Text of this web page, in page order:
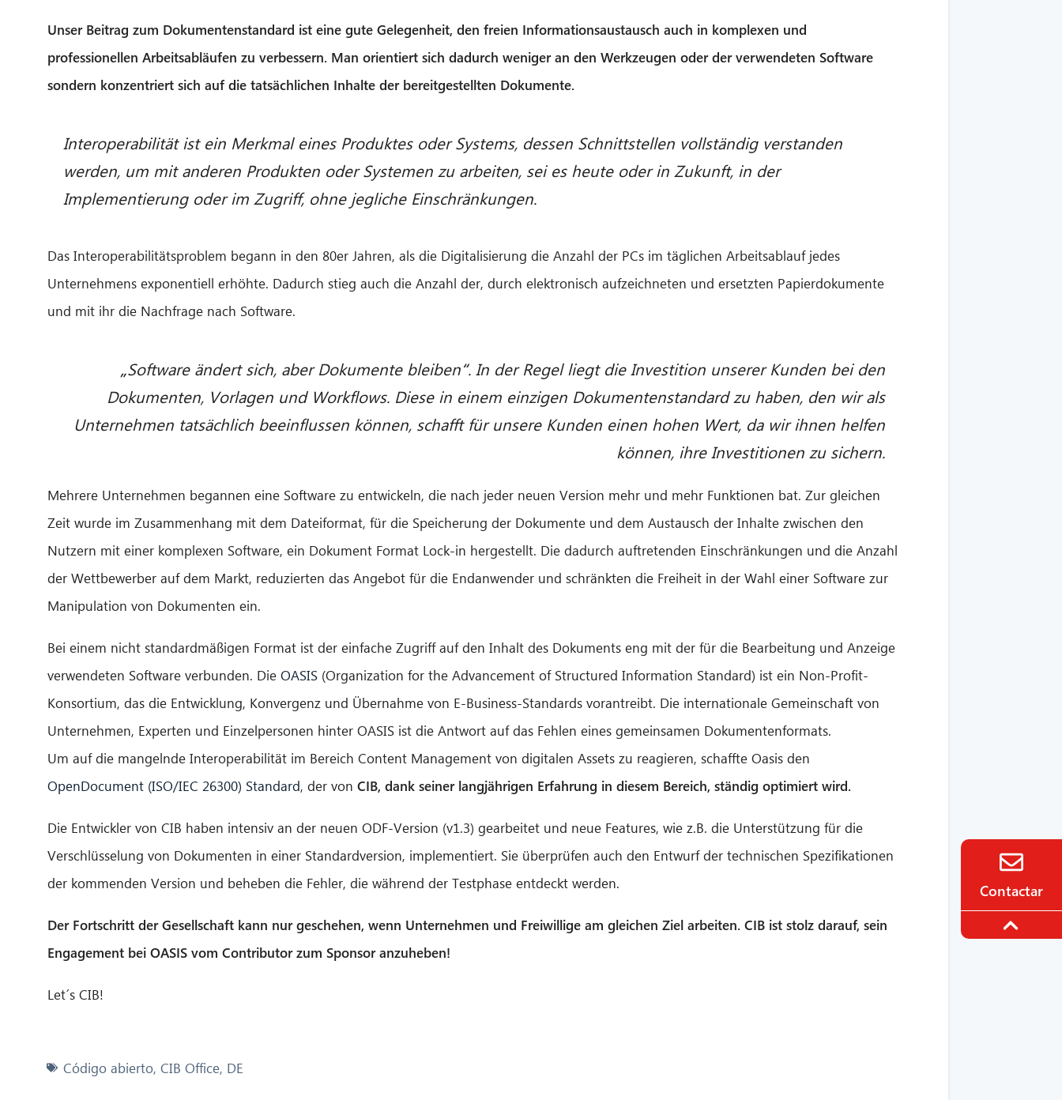
Unser Beitrag zum Dokumentenstandard ist eine gute Gelegenheit, den freien Informationsaustausch auch in komplexen und
professionellen Arbeitsabläufen zu verbessern. Man orientiert sich dadurch weniger an den Werkzeugen oder der verwendeten Software
sondern konzentriert sich auf die tatsächlichen Inhalte der bereitgestellten Dokumente.
Interoperabilität ist ein Merkmal eines Produktes oder Systems, dessen Schnittstellen vollständig verstanden
werden, um mit anderen Produkten oder Systemen zu arbeiten, sei es heute oder in Zukunft, in der
Implementierung oder im Zugriff, ohne jegliche Einschränkungen.
Das Interoperabilitätsproblem begann in den 80er Jahren, als die Digitalisierung die Anzahl der PCs im täglichen Arbeitsablauf jedes
Unternehmens exponentiell erhöhte. Dadurch stieg auch die Anzahl der, durch elektronisch aufzeichneten und ersetzten Papierdokumente
und mit ihr die Nachfrage nach Software.
„Software ändert sich, aber Dokumente bleiben“. In der Regel liegt die Investition unserer Kunden bei den
Dokumenten, Vorlagen und Workflows. Diese in einem einzigen Dokumentenstandard zu haben, den wir als
Unternehmen tatsächlich beeinflussen können, schafft für unsere Kunden einen hohen Wert, da wir ihnen helfen
können, ihre Investitionen zu sichern.
Mehrere Unternehmen begannen eine Software zu entwickeln, die nach jeder neuen Version mehr und mehr Funktionen bat. Zur gleichen
Zeit wurde im Zusammenhang mit dem Dateiformat, für die Speicherung der Dokumente und dem Austausch der Inhalte zwischen den
Nutzern mit einer komplexen Software, ein Dokument Format Lock-in hergestellt. Die dadurch auftretenden Einschränkungen und die Anzahl
der Wettbewerber auf dem Markt, reduzierten das Angebot für die Endanwender und schränkten die Freiheit in der Wahl einer Software zur
Manipulation von Dokumenten ein.
Bei einem nicht standardmäßigen Format ist der einfache Zugriff auf den Inhalt des Dokuments eng mit der für die Bearbeitung und Anzeige
verwendeten Software verbunden. Die OASIS (Organization for the Advancement of Structured Information Standard) ist ein Non-Profit-
Konsortium, das die Entwicklung, Konvergenz und Übernahme von E-Business-Standards vorantreibt. Die internationale Gemeinschaft von
Unternehmen, Experten und Einzelpersonen hinter OASIS ist die Antwort auf das Fehlen eines gemeinsamen Dokumentenformats.
Um auf die mangelnde Interoperabilität im Bereich Content Management von digitalen Assets zu reagieren, schaffte Oasis den
OpenDocument (ISO/IEC 26300) Standard, der von CIB, dank seiner langjährigen Erfahrung in diesem Bereich, ständig optimiert wird.
Die Entwickler von CIB haben intensiv an der neuen ODF-Version (v1.3) gearbeitet und neue Features, wie z.B. die Unterstützung für die
Verschlüsselung von Dokumenten in einer Standardversion, implementiert. Sie überprüfen auch den Entwurf der technischen Spezifikationen
der kommenden Version und beheben die Fehler, die während der Testphase entdeckt werden.
Der Fortschritt der Gesellschaft kann nur geschehen, wenn Unternehmen und Freiwillige am gleichen Ziel arbeiten. CIB ist stolz darauf, sein
Engagement bei OASIS vom Contributor zum Sponsor anzuheben!
Let´s CIB!
Código abierto, CIB Office, DE
Contactar